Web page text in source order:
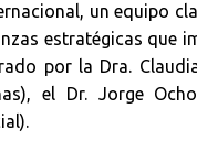
un equipo
estratégicas que
por la Dra.
el Dr. Jorge